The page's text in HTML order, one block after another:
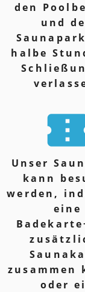
den
und
halbe
Unser
kann
werden,
eine
zusammen
oder